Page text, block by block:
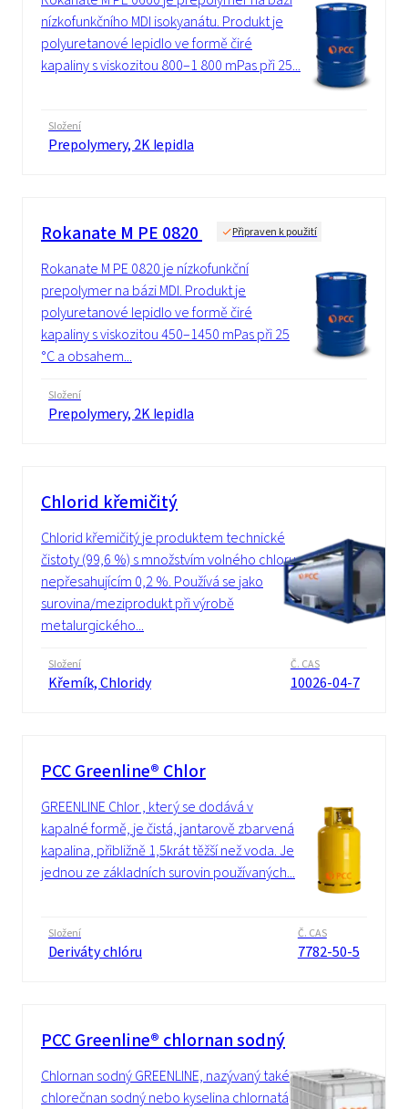
nízkofunkčního MDI isokyanátu. Produkt je
polyuretanové lepidlo ve formě čiré
kapaliny s viskozitou 800–1 800 mPas při 25...
Složení
Prepolymery, 2K lepidla
Rokanate M PE 0820 Připraven k použití
Rokanate M PE 0820 je nízkofunkční
prepolymer na bázi MDI. Produkt je
polyuretanové lepidlo ve formě čiré
kapaliny s viskozitou 450–1450 mPas při 25
°C a obsahem...
Složení
Prepolymery, 2K lepidla
Chlorid křemičitý
Chlorid křemičitý je produktem technické
čistoty (99,6 %) s množstvím volného chloru
nepřesahujícím 0,2 %. Používá se jako
surovina/meziprodukt při výrobě
metalurgického...
Složení
Křemík, Chloridy
Č. CAS
10026-04-7
PCC Greenline® Chlor
GREENLINE Chlor , který se dodává v
kapalné formě, je čistá, jantarově zbarvená
kapalina, přibližně 1,5krát těžší než voda. Je
jednou ze základních surovin používaných...
Složení
Deriváty chlóru
Č. CAS
7782-50-5
PCC Greenline® chlornan sodný
Chlornan sodný GREENLINE, nazývaný také
chlorečnan sodný nebo kyselina chlornatá